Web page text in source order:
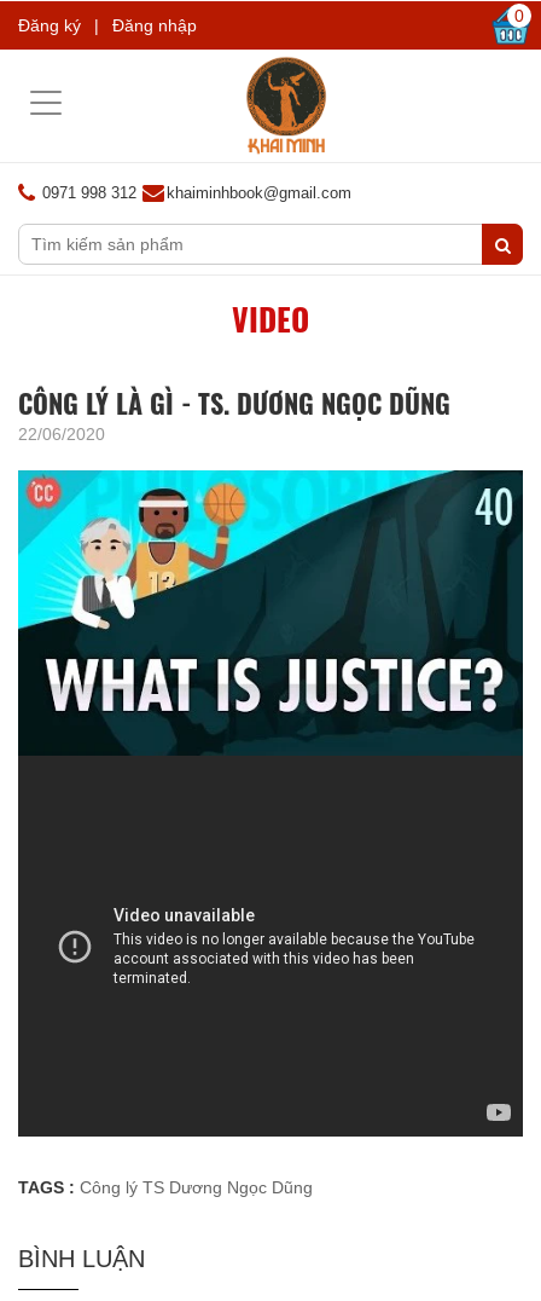
Đăng ký | Đăng nhập 0
Toggle
0971 998 312 khaiminhbook@gmail.com
VIDEO
CÔNG LÝ LÀ GÌ - TS. DƯƠNG NGỌC DŨNG
22/06/2020
TAGS : Công lý TS Dương Ngọc Dũng
BÌNH LUẬN